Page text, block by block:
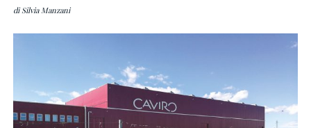
di Silvia Manzani